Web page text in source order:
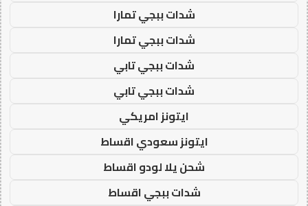
شدات ببجي تمارا
شدات ببجي تمارا
شدات ببجي تابي
شدات ببجي تابي
ايتونز امريكي
ايتونز سعودي اقساط
شحن يلا لودو اقساط
شدات ببجي اقساط